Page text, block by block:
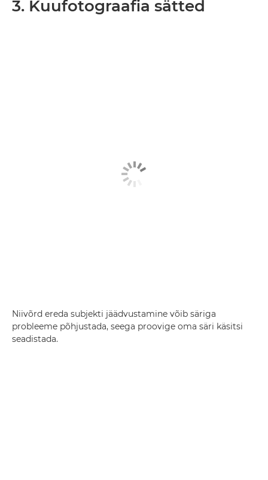
3. Kuufotograafia sätted
Niivõrd ereda subjekti jäädvustamine võib säriga
probleeme põhjustada, seega proovige oma säri käsitsi
seadistada.